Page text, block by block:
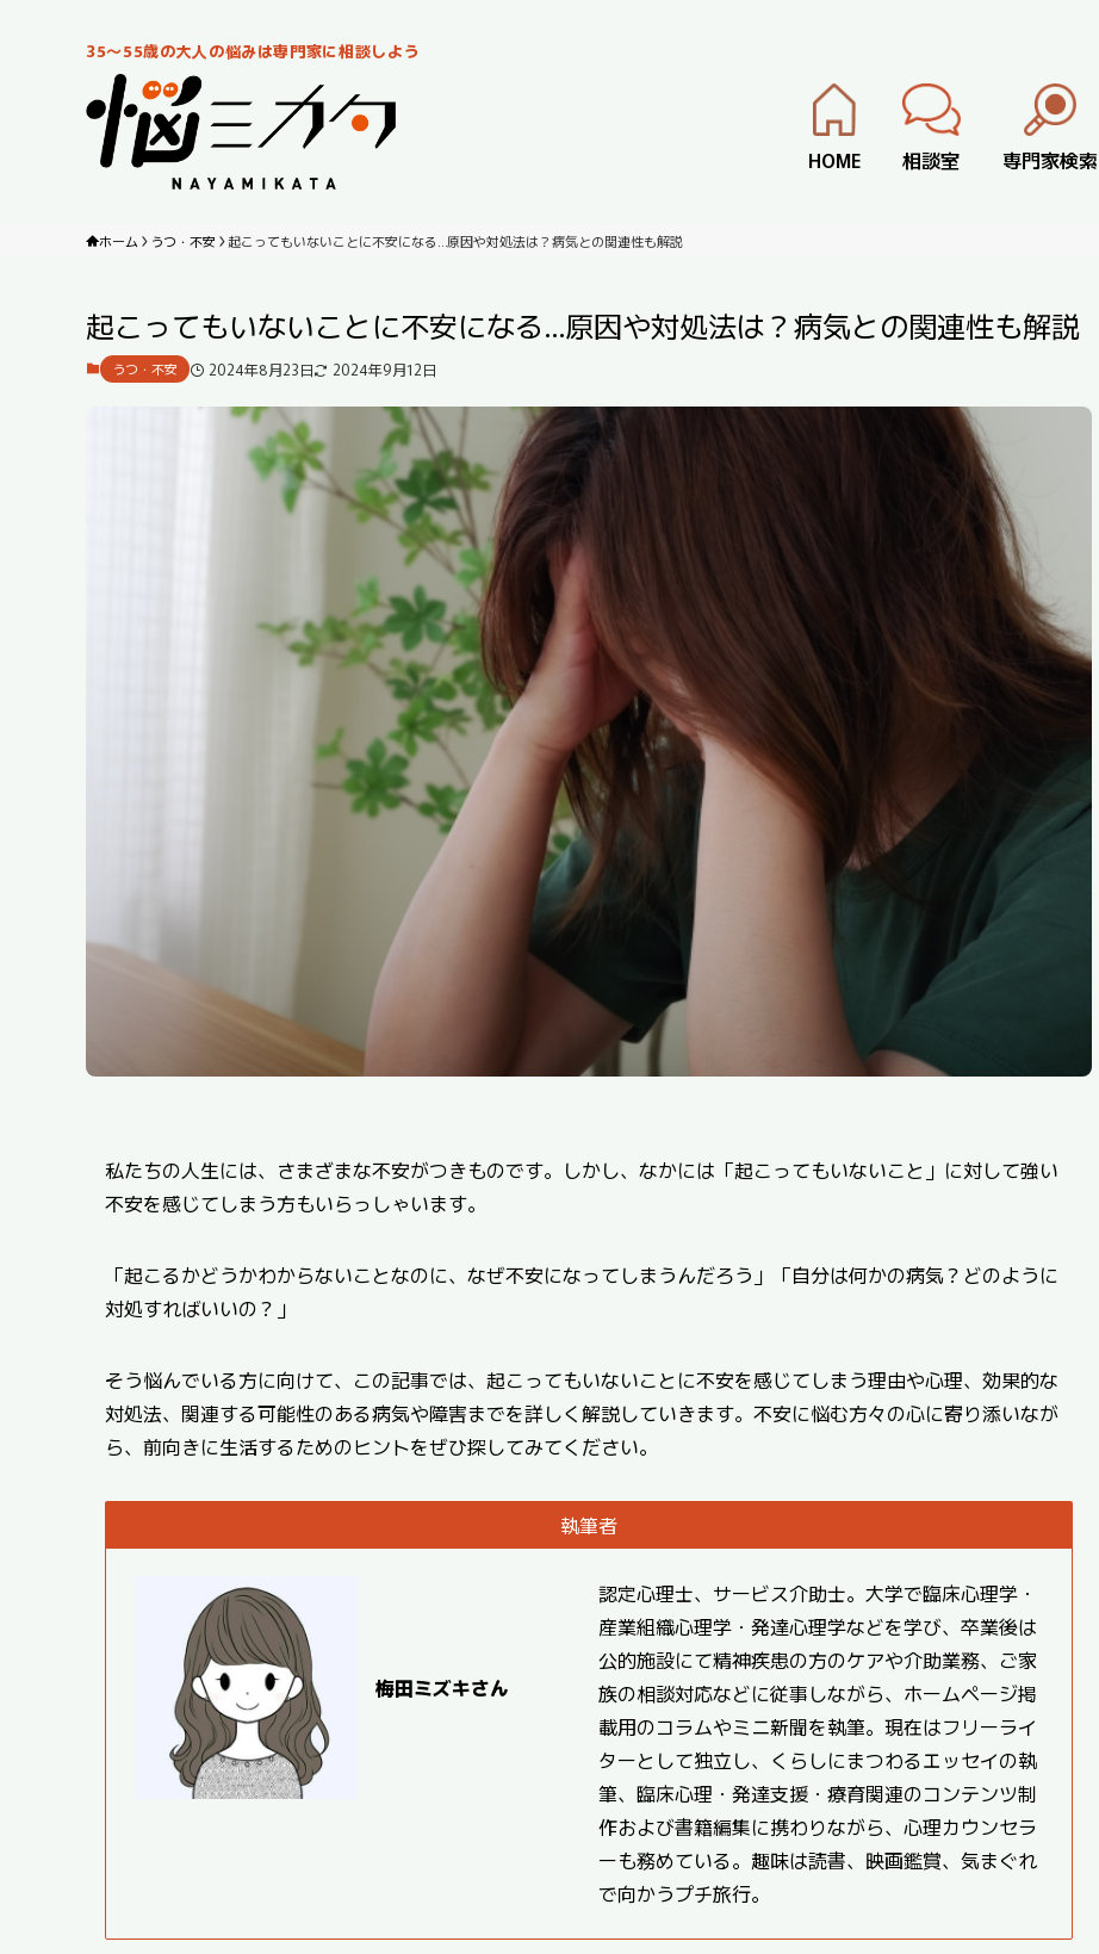
35～55歳の大人の悩みは専門家に相談しよう
HOME 相談室 専門家検索
ホーム うつ・不安 起こってもいないことに不安になる…原因や対処法は？病気との関連性も解説
起こってもいないことに不安になる…原因や対処法は？病気との関連性も解説
うつ・不安 2024年8月23日 2024年9月12日
私たちの人生には、さまざまな不安がつきものです。しかし、なかには「起こってもいないこと」に対して強い
不安を感じてしまう方もいらっしゃいます。
「起こるかどうかわからないことなのに、なぜ不安になってしまうんだろう」「自分は何かの病気？どのように
対処すればいいの？」
そう悩んでいる方に向けて、この記事では、起こってもいないことに不安を感じてしまう理由や心理、効果的な
対処法、関連する可能性のある病気や障害までを詳しく解説していきます。不安に悩む方々の心に寄り添いなが
ら、前向きに生活するためのヒントをぜひ探してみてください。
執筆者
梅田ミズキさん
認定心理士、サービス介助士。大学で臨床心理学・
産業組織心理学・発達心理学などを学び、卒業後は
公的施設にて精神疾患の方のケアや介助業務、ご家
族の相談対応などに従事しながら、ホームページ掲
載用のコラムやミニ新聞を執筆。現在はフリーライ
ターとして独立し、くらしにまつわるエッセイの執
筆、臨床心理・発達支援・療育関連のコンテンツ制
作および書籍編集に携わりながら、心理カウンセラ
ーも務めている。趣味は読書、映画鑑賞、気まぐれ
で向かうプチ旅行。